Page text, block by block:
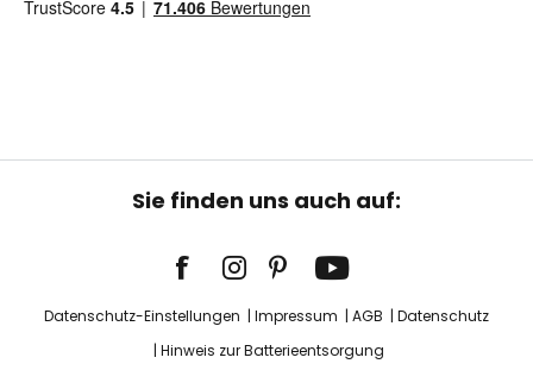
Sie finden uns auch auf:
Datenschutz-Einstellungen Impressum AGB
Datenschutz
Hinweis zur Batterieentsorgung